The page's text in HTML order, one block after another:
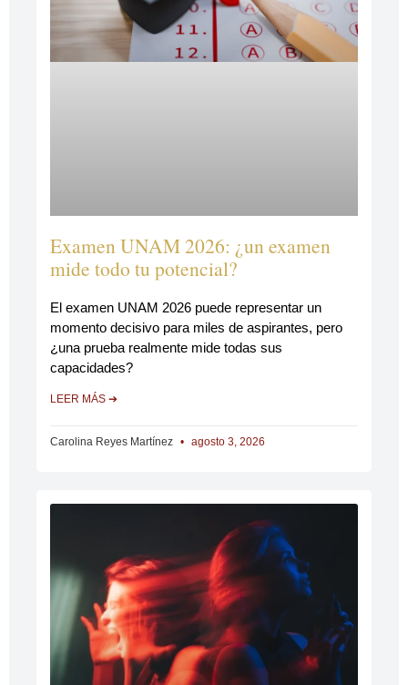
Examen UNAM 2026: ¿un examen
mide todo tu potencial?
El examen UNAM 2026 puede representar un
momento decisivo para miles de aspirantes, pero
¿una prueba realmente mide todas sus
capacidades?
LEER MÁS ➔
Carolina Reyes Martínez agosto 3, 2026